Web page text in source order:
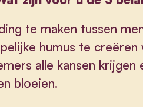
te maken tussen
humus te
alle kansen krijgen
bloeien.